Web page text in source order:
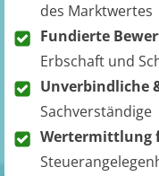
des Marktwertes
Fundierte
Erbschaft und
Unverbindliche
Sachverständige
Wertermittlung